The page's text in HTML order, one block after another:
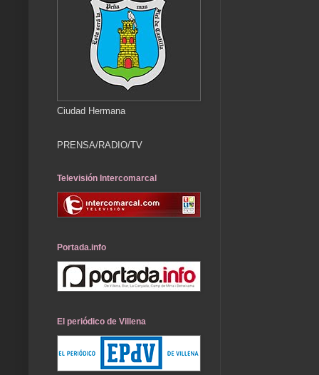
Ciudad Hermana
PRENSA/RADIO/TV
Televisión Intercomarcal
Portada.info
El periódico de Villena